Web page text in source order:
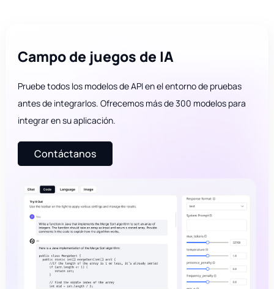
Campo de juegos de IA
Pruebe todos los modelos de API en el entorno de pruebas
antes de integrarlos. Ofrecemos más de 300 modelos para
integrar en su aplicación.
Contáctanos